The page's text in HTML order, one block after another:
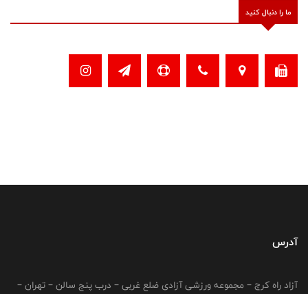
ما را دنبال کنید
آدرس
آزاد راه کرج – مجموعه ورزشی آزادی ضلع غربی – درب پنج سالن – تهران –